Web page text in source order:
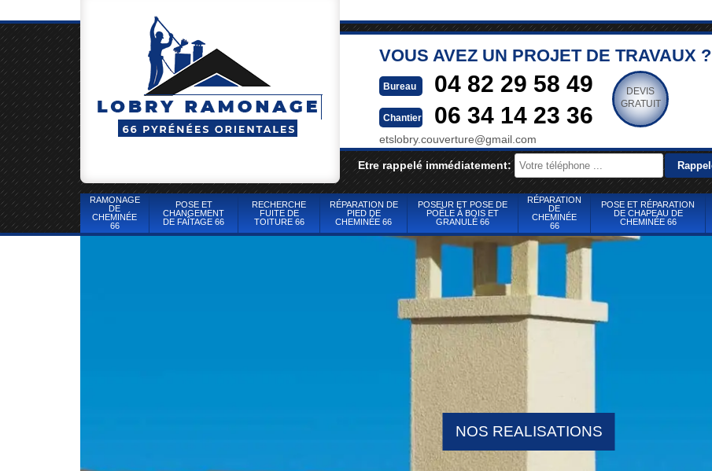
VOUS AVEZ UN PROJET DE TRAVAUX ?
Bureau 04 82 29 58 49
Chantier 06 34 14 23 36
etslobry.couverture@gmail.com
DEVIS
GRATUIT
Etre rappelé immédiatement:
RAMONAGE
DE
CHEMINÉE
66
POSE ET
CHANGEMENT
DE FAÎTAGE 66
RECHERCHE
FUITE DE
TOITURE 66
RÉPARATION DE
PIED DE
CHEMINÉE 66
POSEUR ET POSE DE
POÊLE À BOIS ET
GRANULÉ 66
RÉPARATION
DE
CHEMINÉE
66
POSE ET RÉPARATION
DE CHAPEAU DE
CHEMINÉE 66
NOS REALISATIONS